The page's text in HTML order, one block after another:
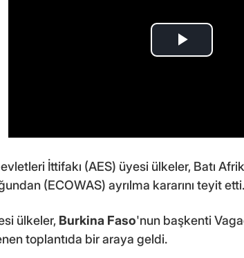
İttifakı (AES) üyesi ülkeler, Batı
(ECOWAS) ayrılma kararını teyit etti.
ülkeler, Burkina Faso'nun başkenti
toplantıda bir araya geldi.